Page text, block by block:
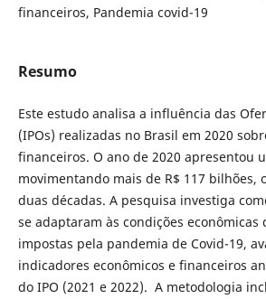
financeiros, Pandemia covid-19
Resumo
Este estudo analisa a influência das
(IPOs) realizadas no Brasil em 2020
financeiros. O ano de 2020 apresentou
movimentando mais de R$ 117 bilhões,
duas décadas. A pesquisa investiga
se adaptaram às condições econômicas
impostas pela pandemia de Covid-19,
indicadores econômicos e financeiros
do IPO (2021 e 2022). A metodologia